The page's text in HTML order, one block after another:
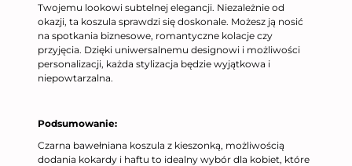
Twojemu lookowi subtelnej elegancji. Niezależnie od
okazji, ta koszula sprawdzi się doskonale. Możesz ją nosić
na spotkania biznesowe, romantyczne kolacje czy
przyjęcia. Dzięki uniwersalnemu designowi i możliwości
personalizacji, każda stylizacja będzie wyjątkowa i
niepowtarzalna.
Podsumowanie:
Czarna bawełniana koszula z kieszonką, możliwością
dodania kokardy i haftu to idealny wybór dla kobiet, które